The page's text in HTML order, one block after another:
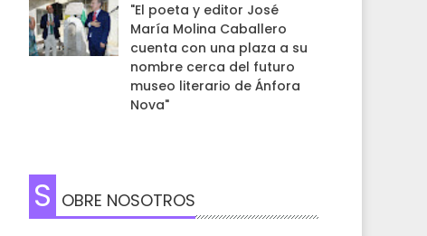
"El poeta y editor José
María Molina Caballero
cuenta con una plaza a su
nombre cerca del futuro
museo literario de Ánfora
Nova"
S OBRE NOSOTROS